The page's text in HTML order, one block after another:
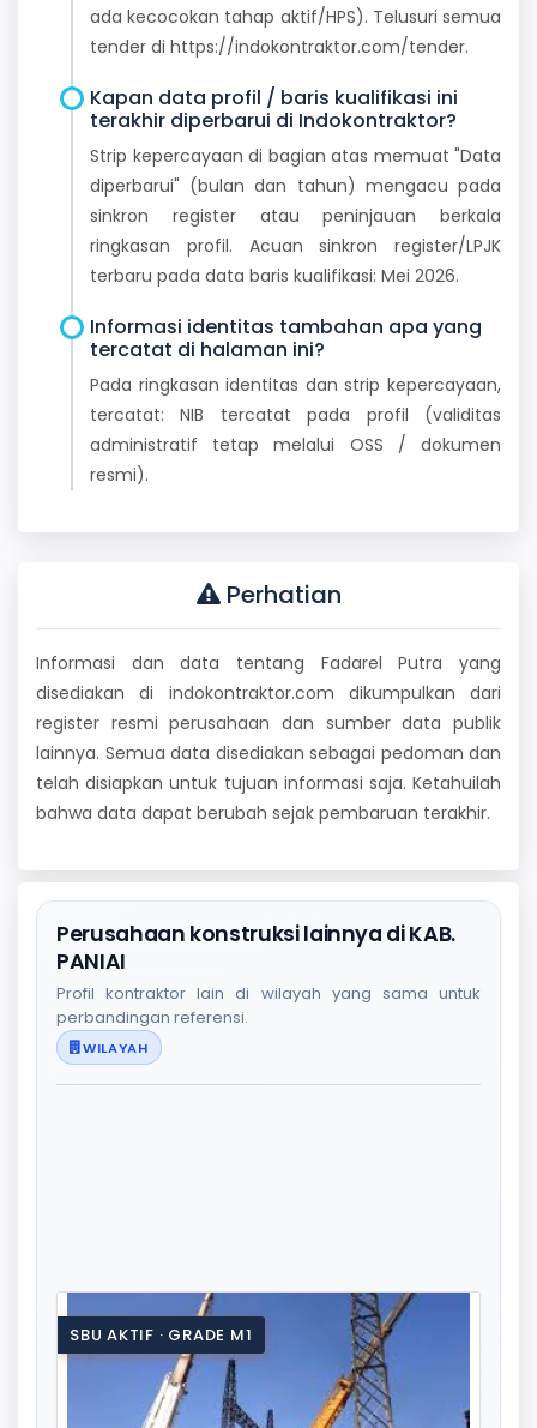
ada kecocokan tahap aktif/HPS). Telusuri semua
tender di https://indokontraktor.com/tender.
Kapan data profil / baris kualifikasi ini
terakhir diperbarui di Indokontraktor?
Strip kepercayaan di bagian atas memuat "Data
diperbarui" (bulan dan tahun) mengacu pada
sinkron register atau peninjauan berkala
ringkasan profil. Acuan sinkron register/LPJK
terbaru pada data baris kualifikasi: Mei 2026.
Informasi identitas tambahan apa yang
tercatat di halaman ini?
Pada ringkasan identitas dan strip kepercayaan,
tercatat: NIB tercatat pada profil (validitas
administratif tetap melalui OSS / dokumen
resmi).
Perhatian
Informasi dan data tentang Fadarel Putra yang
disediakan di indokontraktor.com dikumpulkan dari
register resmi perusahaan dan sumber data publik
lainnya. Semua data disediakan sebagai pedoman dan
telah disiapkan untuk tujuan informasi saja. Ketahuilah
bahwa data dapat berubah sejak pembaruan terakhir.
Perusahaan konstruksi lainnya di KAB.
PANIAI
Profil kontraktor lain di wilayah yang sama untuk
perbandingan referensi.
WILAYAH
SBU AKTIF · GRADE M1